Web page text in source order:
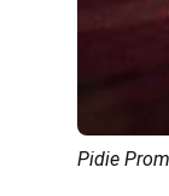
Pidie